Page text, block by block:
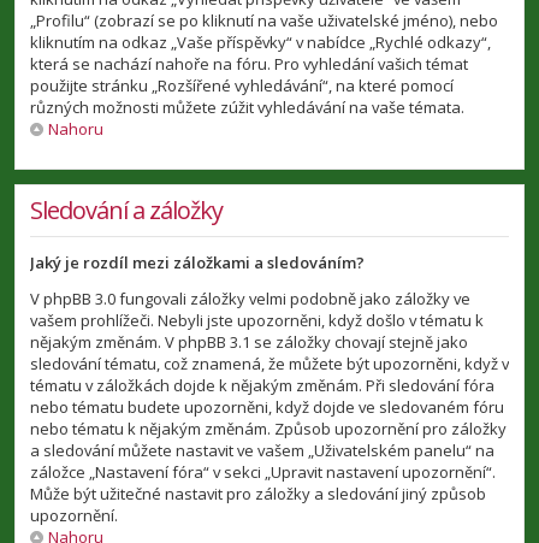
„Profilu“ (zobrazí se po kliknutí na vaše uživatelské jméno), nebo
kliknutím na odkaz „Vaše příspěvky“ v nabídce „Rychlé odkazy“,
která se nachází nahoře na fóru. Pro vyhledání vašich témat
použijte stránku „Rozšířené vyhledávání“, na které pomocí
různých možnosti můžete zúžit vyhledávání na vaše témata.
Nahoru
Sledování a záložky
Jaký je rozdíl mezi záložkami a sledováním?
V phpBB 3.0 fungovali záložky velmi podobně jako záložky ve
vašem prohlížeči. Nebyli jste upozorněni, když došlo v tématu k
nějakým změnám. V phpBB 3.1 se záložky chovají stejně jako
sledování tématu, což znamená, že můžete být upozorněni, když v
tématu v záložkách dojde k nějakým změnám. Při sledování fóra
nebo tématu budete upozorněni, když dojde ve sledovaném fóru
nebo tématu k nějakým změnám. Způsob upozornění pro záložky
a sledování můžete nastavit ve vašem „Uživatelském panelu“ na
záložce „Nastavení fóra“ v sekci „Upravit nastavení upozornění“.
Může být užitečné nastavit pro záložky a sledování jiný způsob
upozornění.
Nahoru